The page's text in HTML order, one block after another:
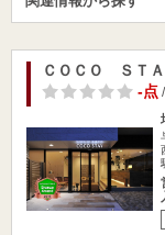
ＣＯＣＯ ＳＴ
-点/